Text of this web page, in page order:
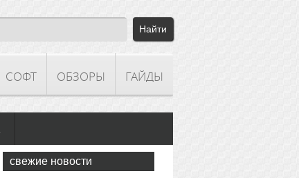
СОФТ ОБЗОРЫ ГАЙДЫ
свежие новости